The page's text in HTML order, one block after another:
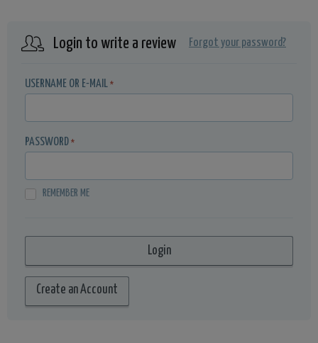
Login to write a review Forgot your password?
USERNAME OR E-MAIL *
PASSWORD *
REMEMBER ME
Create an Account